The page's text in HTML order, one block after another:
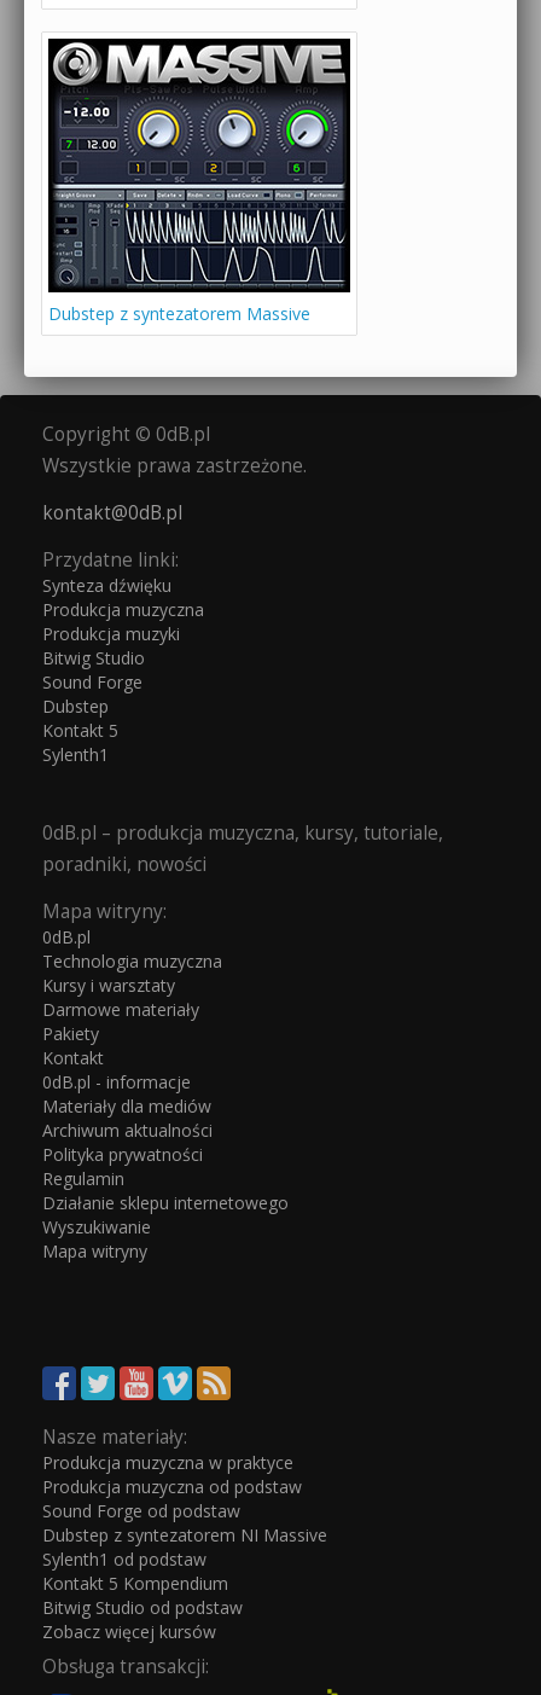
Dubstep z syntezatorem Massive
Copyright © 0dB.pl
Wszystkie prawa zastrzeżone.
kontakt@0dB.pl
Przydatne linki:
Synteza dźwięku
Produkcja muzyczna
Produkcja muzyki
Bitwig Studio
Sound Forge
Dubstep
Kontakt 5
Sylenth1
0dB.pl – produkcja muzyczna, kursy, tutoriale,
poradniki, nowości
Mapa witryny:
0dB.pl
Technologia muzyczna
Kursy i warsztaty
Darmowe materiały
Pakiety
Kontakt
0dB.pl - informacje
Materiały dla mediów
Archiwum aktualności
Polityka prywatności
Regulamin
Działanie sklepu internetowego
Wyszukiwanie
Mapa witryny
Nasze materiały:
Produkcja muzyczna w praktyce
Produkcja muzyczna od podstaw
Sound Forge od podstaw
Dubstep z syntezatorem NI Massive
Sylenth1 od podstaw
Kontakt 5 Kompendium
Bitwig Studio od podstaw
Zobacz więcej kursów
Obsługa transakcji: